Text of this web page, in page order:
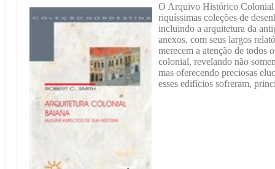
O Arquivo Histórico Colonial
riquíssimas coleções de
incluindo a arquitetura da
anexos, com seus largos
merecem a atenção de todos
colonial, revelando não
mas oferecendo preciosas
esses edifícios sofreram,